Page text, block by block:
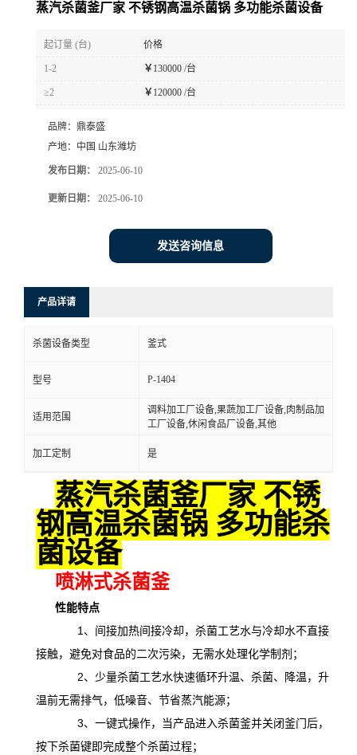
蒸汽杀菌釜厂家 不锈钢高温杀菌锅 多功能杀菌设备
起订量 (台) 价格
1-2 ￥ 130000 /台
≥2 ￥ 120000 /台
品牌： 鼎泰盛
产地： 中国 山东潍坊
发布日期： 2025-06-10
更新日期： 2025-06-10
发送咨询信息
产品详请
杀菌设备类型 釜式
型号 P-1404
适用范围
调料加工厂设备,果蔬加工厂设备,肉制品加
工厂设备,休闲食品厂设备,其他
加工定制 是
蒸汽杀菌釜厂家 不锈
钢高温杀菌锅 多功能杀
菌设备
喷淋式杀菌釜
性能特点
1、间接加热间接冷却，杀菌工艺水与冷却水不直接
接触，避免对食品的二次污染，无需水处理化学制剂；
2、少量杀菌工艺水快速循环升温、杀菌、降温，升
温前无需排气，低噪音、节省蒸汽能源；
3、一键式操作，当产品进入杀菌釜并关闭釜门后，
按下杀菌键即完成整个杀菌过程；